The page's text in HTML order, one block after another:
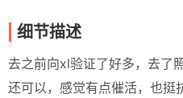
细节描述
去之前向xl验证了好多，去了
还可以，感觉有点催活，也挺